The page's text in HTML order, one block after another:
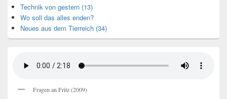
Technik von gestern (13)
Wo soll das alles enden?
Neues aus dem Tierreich (34)
Fragen an Fritz (2009)